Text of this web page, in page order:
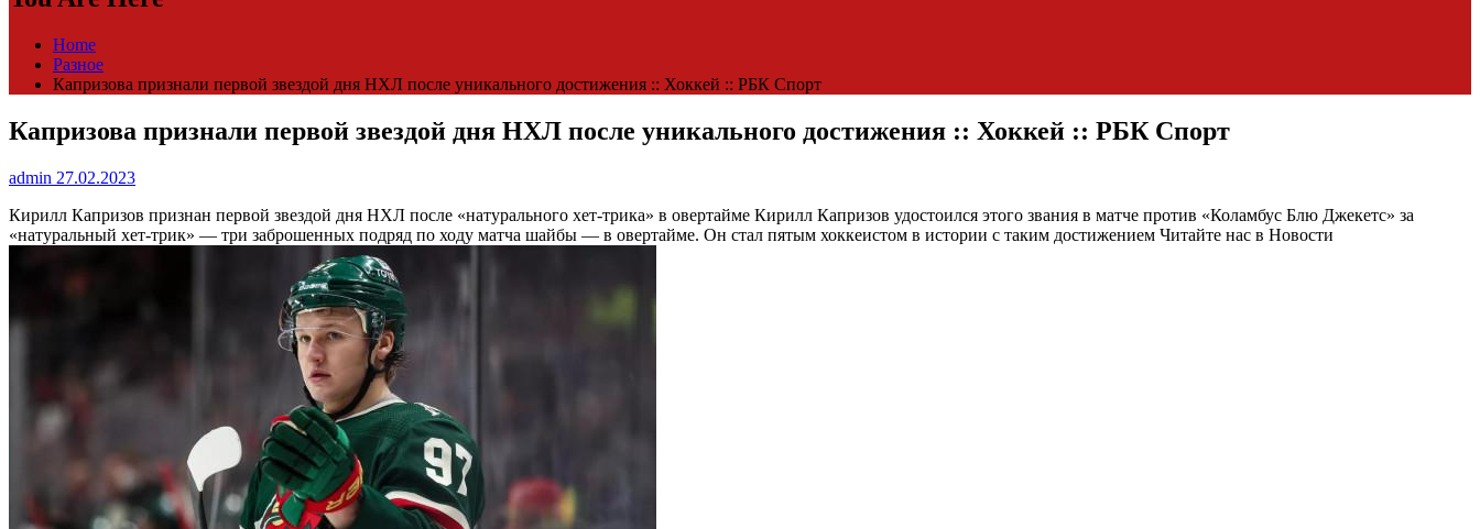
Home
Разное
Капризова признали первой звездой дня НХЛ после уникального достижения :: Хоккей :: РБК Спорт
Капризова признали первой звездой дня НХЛ после уникального достижения :: Хоккей :: РБК Спорт
admin 27.02.2023
Кирилл Капризов признан первой звездой дня НХЛ после «натурального хет-трика» в овертайме Кирилл Капризов удостоился этого звания в матче против «Коламбус Блю Джекетс» за
«натуральный хет-трик» — три заброшенных подряд по ходу матча шайбы — в овертайме. Он стал пятым хоккеистом в истории с таким достижением Читайте нас в Новости